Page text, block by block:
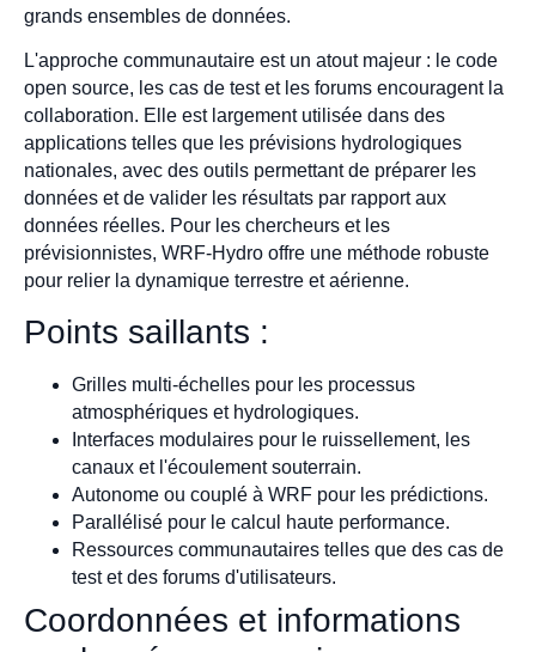
grands ensembles de données.
L'approche communautaire est un atout majeur : le code
open source, les cas de test et les forums encouragent la
collaboration. Elle est largement utilisée dans des
applications telles que les prévisions hydrologiques
nationales, avec des outils permettant de préparer les
données et de valider les résultats par rapport aux
données réelles. Pour les chercheurs et les
prévisionnistes, WRF-Hydro offre une méthode robuste
pour relier la dynamique terrestre et aérienne.
Points saillants :
Grilles multi-échelles pour les processus
atmosphériques et hydrologiques.
Interfaces modulaires pour le ruissellement, les
canaux et l'écoulement souterrain.
Autonome ou couplé à WRF pour les prédictions.
Parallélisé pour le calcul haute performance.
Ressources communautaires telles que des cas de
test et des forums d'utilisateurs.
Coordonnées et informations